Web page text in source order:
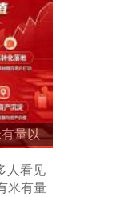
量以
人看见
米有量